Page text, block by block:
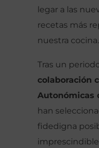
legar a las
recetas más
nuestra cocina.
Tras un
colaboración
Autonómicas
han
fidedigna